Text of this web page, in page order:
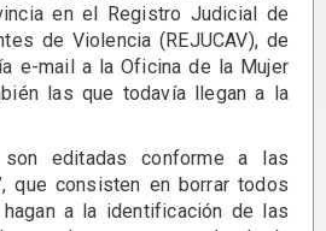
en el Registro Judicial de
de Violencia (REJUCAV), de
e-mail a la Oficina de la Mujer
las que todavía llegan a la
son editadas conforme a las
que consisten en borrar todos
a la identificación de las